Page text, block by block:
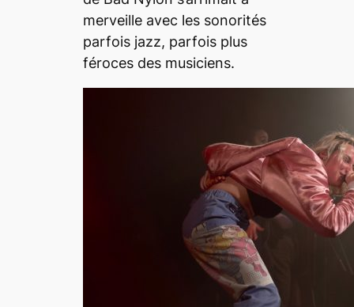
merveille avec les sonorités
parfois jazz, parfois plus
féroces des musiciens.